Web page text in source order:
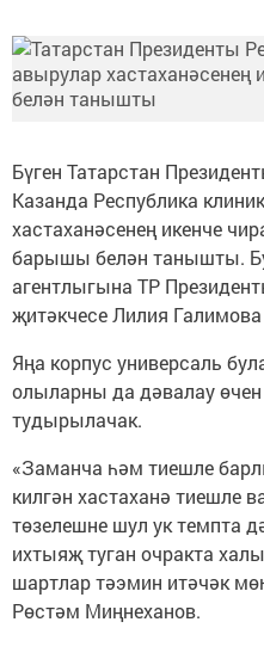
Бүген Татарстан
Казанда Республика
хастаханәсенең икенче
барышы белән танышты.
агентлыгына ТР
җитәкчесе Лилия Галимова
Яңа корпус универсаль
олыларны да дәвалау
тудырылачак.
«Заманча һәм тиешле
килгән хастаханә тиешле
төзелешне шул ук темпта
ихтыяҗ туган очракта
шартлар тәэмин итәчәк
Рөстәм Миңнеханов.